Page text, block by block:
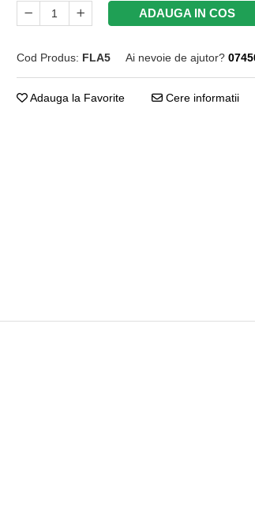
ADAUGA IN COS
Cod Produs: FLA5 Ai nevoie de ajutor?
Adauga la Favorite Cere informatii